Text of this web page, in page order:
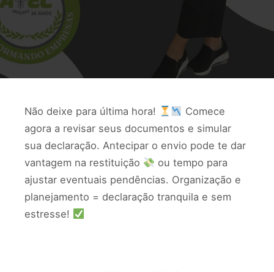
Não deixe para última hora!
Comece
agora a revisar seus documentos e simular
sua declaração. Antecipar o envio pode te dar
vantagem na restituição
ou tempo para
ajustar eventuais pendências. Organização e
planejamento = declaração tranquila e sem
estresse!